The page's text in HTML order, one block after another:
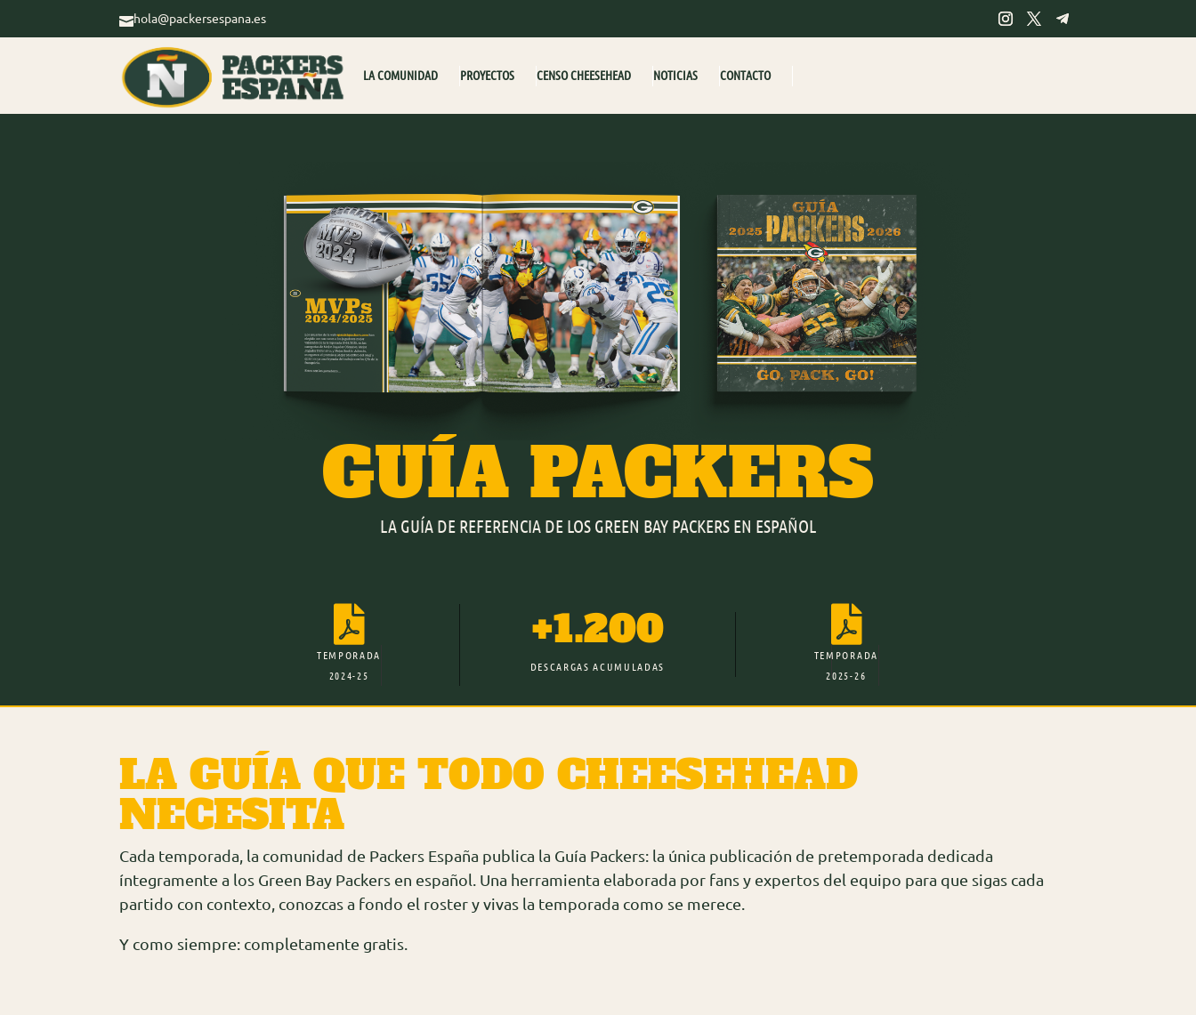
hola@packersespana.es
LA COMUNIDAD PROYECTOS CENSO CHEESEHEAD NOTICIAS CONTACTO
GUÍA PACKERS
LA GUÍA DE REFERENCIA DE LOS GREEN BAY PACKERS EN ESPAÑOL

TEMPORADA
2024-25
+1.200
DESCARGAS ACUMULADAS

TEMPORADA
2025-26
LA GUÍA QUE TODO CHEESEHEAD
NECESITA
Cada temporada, la comunidad de Packers España publica la Guía Packers: la única publicación de pretemporada dedicada
íntegramente a los Green Bay Packers en español. Una herramienta elaborada por fans y expertos del equipo para que sigas cada
partido con contexto, conozcas a fondo el roster y vivas la temporada como se merece.
Y como siempre: completamente gratis.